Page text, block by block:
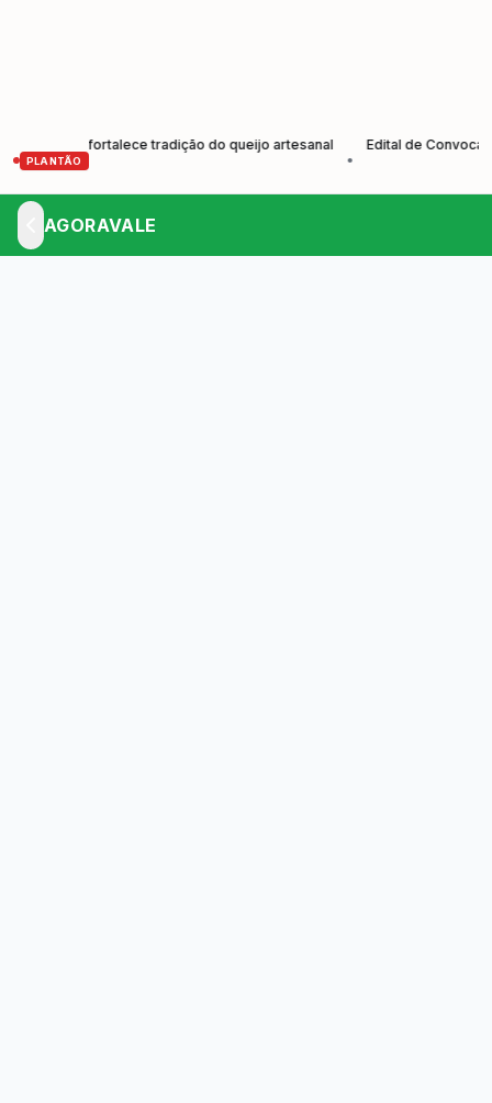
PLANTÃO
e fortalece tradição do queijo artesanal
Edital de Convocação
AGORAVALE